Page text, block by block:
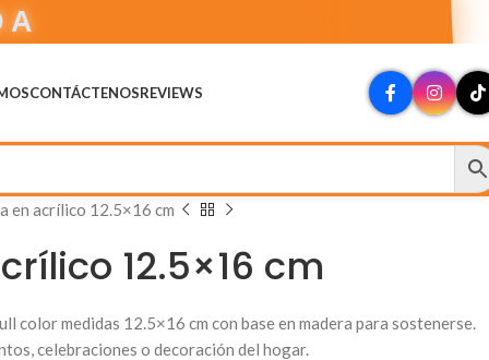
CONTÁCTENOSREVIEWS
en acrílico 12.5×16 cm
12.5×16 cm
color medidas 12.5×16 cm con base en madera para sostenerse.
celebraciones o decoración del hogar.